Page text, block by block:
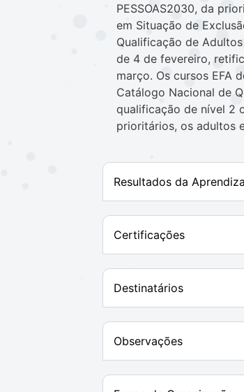
PESSOAS2030, da
em Situação de
Qualificação de
de 4 de fevereiro,
março. Os cursos EFA
Catálogo Nacional de
qualificação de nível 2
prioritários, os adultos
Resultados da
Certificações
Destinatários
Observações